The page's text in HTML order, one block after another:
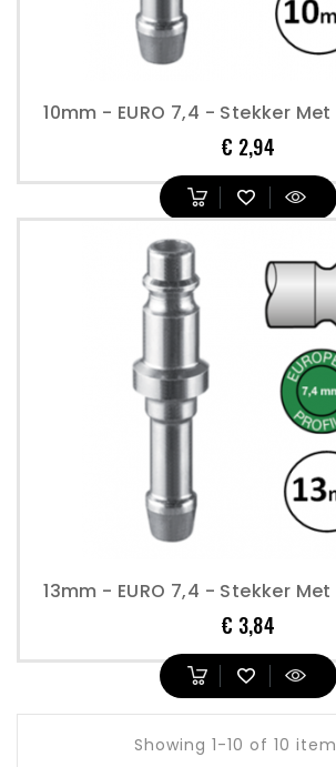
10mm - EURO 7,4 - Stekker
€ 2,94
13mm - EURO 7,4 - Stekker
€ 3,84
Showing 1-10 of 10